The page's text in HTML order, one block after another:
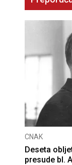
CNAK
Deseta
presude bl.